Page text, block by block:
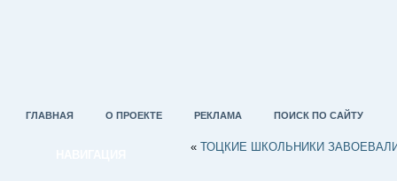
ГЛАВНАЯ О ПРОЕКТЕ РЕКЛАМА ПОИСК ПО САЙТУ
« ТОЦКИЕ ШКОЛЬНИКИ